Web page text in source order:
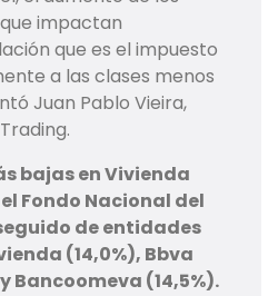
impactan
que es el impuesto
a las clases menos
Juan Pablo Vieira,
bajas en Vivienda
Fondo Nacional del
de entidades
(14,0%), Bbva
Bancoomeva (14,5%).